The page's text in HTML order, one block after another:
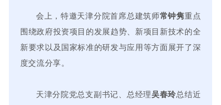
会上，特邀天津分院首席总建筑师常钟隽重点
围绕政府投资项目的发展趋势、新项目新技术的全
新要求以及国家标准的研发与应用等方面展开了深
度交流分享。
天津分院党总支副书记、总经理吴春玲总结近